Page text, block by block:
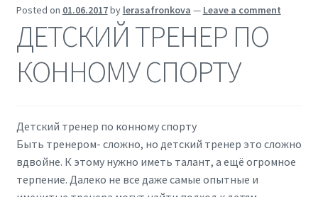
Save Horses
My account
Posted on 01.06.2017by lerasafronkova — Leave a comment
ДЕТСКИЙ ТРЕНЕР ПО
КОННОМУ СПОРТУ
Детский тренер по конному спорту
Быть тренером- сложно, но детский тренер это сложно
вдвойне. К этому нужно иметь талант, а ещё огромное
терпение. Далеко не все даже самые опытные и